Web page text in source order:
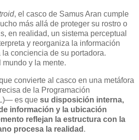
, el casco de Samus Aran cumple
más allá de proteger su rostro o
en realidad, un sistema perceptual
y reorganiza la información
conciencia de su portadora.
mundo y la mente.
convierte al casco en una metáfora
de la Programación
es que su disposición interna,
información y la ubicación
reflejan la estructura con la
procesa la realidad .